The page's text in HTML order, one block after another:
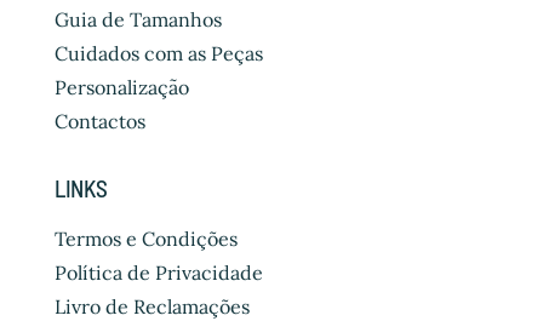
Guia de Tamanhos
Cuidados com as Peças
Personalização
Contactos
LINKS
Termos e Condições
Política de Privacidade
Livro de Reclamações